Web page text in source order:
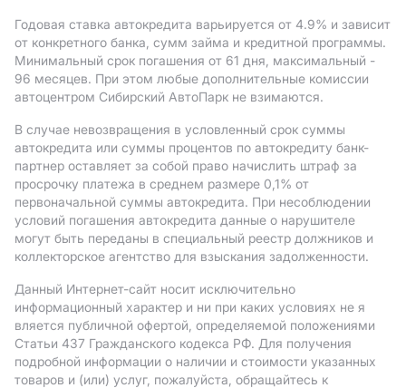
Годовая ставка автокредита варьируется от 4.9% и зависит
от конкретного банка, сумм займа и кредитной программы.
Минимальный срок погашения от 61 дня, максимальный -
96 месяцев. При этом любые дополнительные комиссии
автоцентром Сибирский АвтоПарк не взимаются.
В случае невозвращения в условленный срок суммы
автокредита или суммы процентов по автокредиту банк-
партнер оставляет за собой право начислить штраф за
просрочку платежа в среднем размере 0,1% от
первоначальной суммы автокредита. При несоблюдении
условий погашения автокредита данные о нарушителе
могут быть переданы в специальный реестр должников и
коллекторское агентство для взыскания задолженности.
Данный Интернет-сайт носит исключительно
информационный характер и ни при каких условиях не я
вляется публичной офертой, определяемой положениями
Статьи 437 Гражданского кодекса РФ. Для получения
подробной информации о наличии и стоимости указанных
товаров и (или) услуг, пожалуйста, обращайтесь к